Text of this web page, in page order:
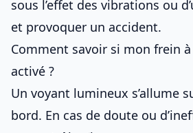
sous l’effet des vibrations ou
et provoquer un accident.
Comment savoir si mon frein
activé ?
Un voyant lumineux s’allume
bord. En cas de doute ou